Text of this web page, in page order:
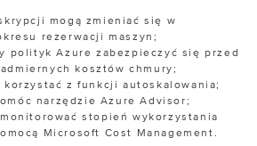
mogą zmieniać się w
rezerwacji maszyn;
polityk Azure zabezpieczyć się przed
kosztów chmury;
korzystać z funkcji autoskalowania;
narzędzie Azure Advisor;
stopień wykorzystania
Microsoft Cost Management.